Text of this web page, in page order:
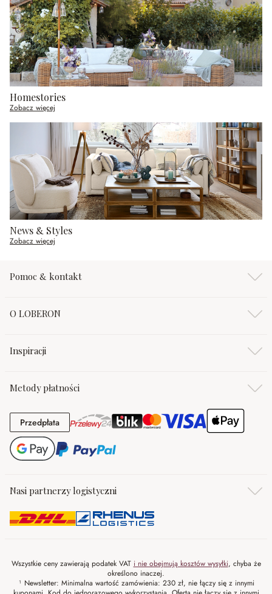
Homestories
Zobacz więcej
News & Styles
Zobacz więcej
Pomoc & kontakt
O LOBERON
Inspiracji
Metody płatności
PrzedpłataPrzedpłata
Nasi partnerzy logistyczni
Wszystkie ceny zawierają podatek VAT i nie obejmują kosztów wysyłki, chyba że
określono inaczej.
¹ Newsletter: Minimalna wartość zamówienia: 230 zł, nie łączy się z innymi